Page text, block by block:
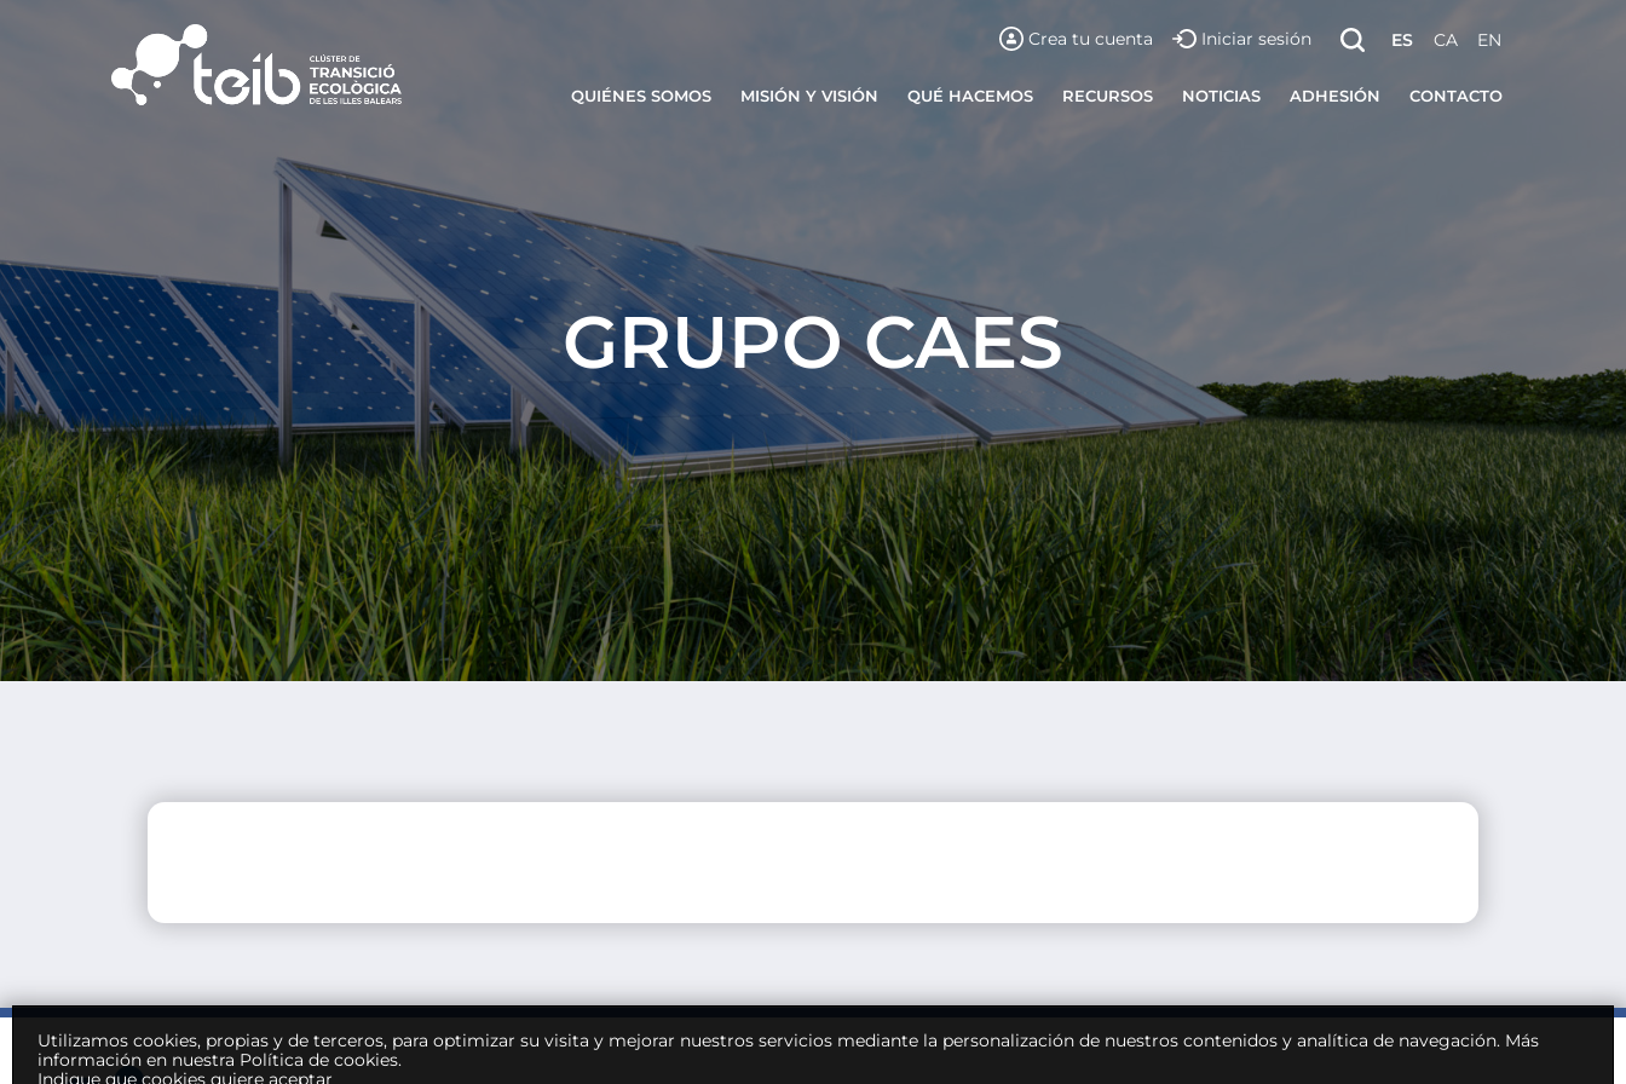
Crea tu cuenta Iniciar sesión ES CA EN
QUIÉNES SOMOS MISIÓN Y VISIÓN QUÉ HACEMOS RECURSOS NOTICIAS ADHESIÓN CONTACTO
GRUPO CAES
Utilizamos cookies, propias y de terceros, para optimizar su visita y mejorar nuestros servicios mediante la personalización de nuestros contenidos y analítica de navegación. Más
información en nuestra Política de cookies.
Indique que cookies quiere aceptar